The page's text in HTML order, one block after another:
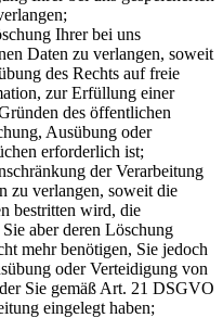
Ihrer bei uns
Daten zu verlangen, soweit
des Rechts auf freie
zur Erfüllung einer
des öffentlichen
Ausübung oder
erforderlich ist;
der Verarbeitung
zu verlangen, soweit die
bestritten wird, die
aber deren Löschung
mehr benötigen, Sie jedoch
oder Verteidigung von
Sie gemäß Art. 21 DSGVO
eingelegt haben;